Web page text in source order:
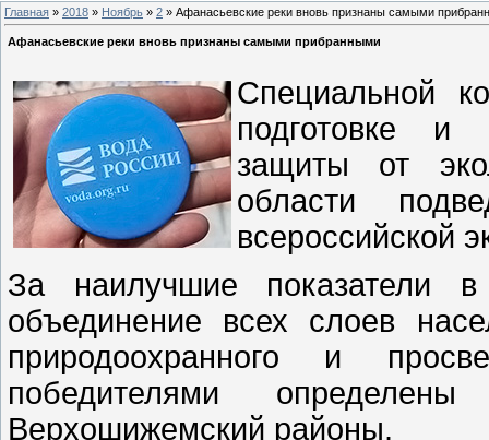
Главная » 2018 » Ноябрь » 2 » Афанасьевские реки вновь признаны самыми
Афанасьевские реки вновь признаны самыми прибранными
Специальной
подготовке и
защиты от
области
всероссийской
За наилучшие показатели
объединение всех слоев
природоохранного и
победителями
Верхошижемский районы.